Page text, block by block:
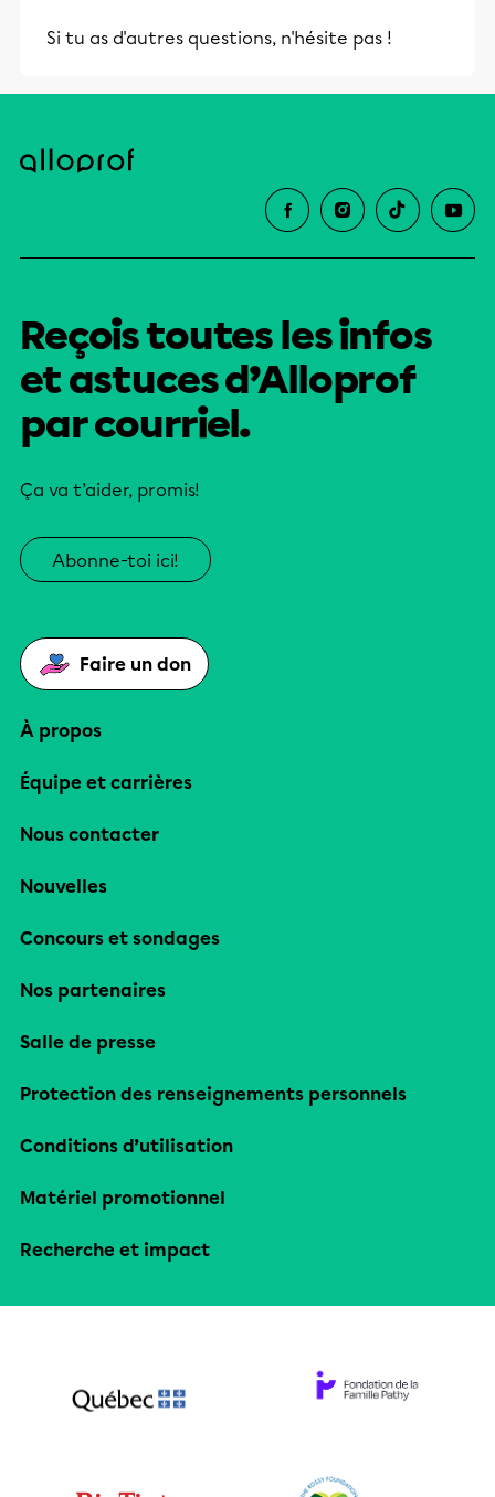
éducative.
Si tu as d'autres questions, n'hésite pas !
Reçois toutes les infos
et astuces d’Alloprof
par courriel.
Ça va t’aider, promis!
Abonne-toi ici!
Faire un don
À propos
Équipe et carrières
Nous contacter
Nouvelles
Concours et sondages
Nos partenaires
Salle de presse
Protection des renseignements personnels
Conditions d’utilisation
Matériel promotionnel
Recherche et impact